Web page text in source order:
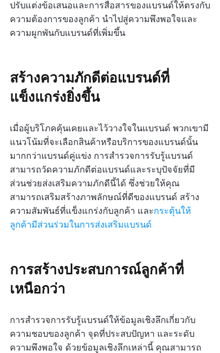
ปรับแต่งข้อเสนอและการสื่อสารของแบรนด์ให้ตรงกับ
ความต้องการของลูกค้า นำไปสู่ความพึงพอใจและ
ความผูกพันกับแบรนด์ที่เพิ่มขึ้น
สร้างความภักดีต่อแบรนด์ที่
แข็งแกร่งยิ่งขึ้น
เมื่อผู้บริโภคคุ้นเคยและไว้วางใจในแบรนด์ พวกเขามี
แนวโน้มที่จะเลือกสินค้าหรือบริการของแบรนด์นั้น
มากกว่าแบรนด์คู่แข่ง การสำรวจการรับรู้แบรนด์
สามารถวัดความภักดีต่อแบรนด์และระบุปัจจัยที่มี
ส่วนช่วยส่งเสริมความภักดีนี้ได้ ซึ่งช่วยให้คุณ
สามารถเสริมสร้างภาพลักษณ์ที่ดีของแบรนด์ สร้าง
ความสัมพันธ์ที่แข็งแกร่งกับลูกค้า และกระตุ้นให้
ลูกค้ามีส่วนร่วมในการส่งเสริมแบรนด์
การสร้างประสบการณ์ลูกค้าที่
เหนือกว่า
การสำรวจการรับรู้แบรนด์ให้ข้อมูลเชิงลึกเกี่ยวกับ
ความชอบของลูกค้า จุดที่ประสบปัญหา และระดับ
ความพึงพอใจ ด้วยข้อมูลเชิงลึกเหล่านี้ คุณสามารถ